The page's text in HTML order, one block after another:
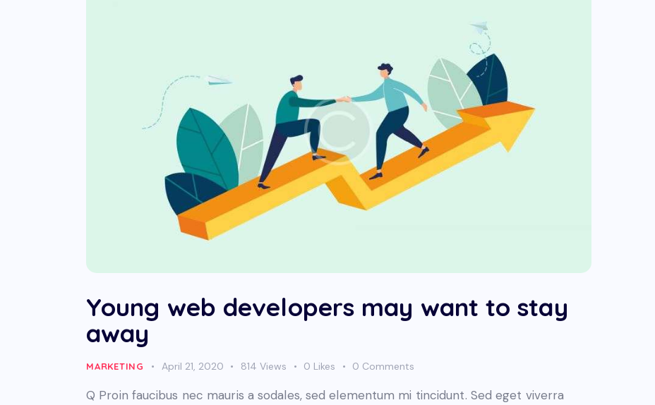
Young web developers may want to stay
away
MARKETING April 21, 2020 814 Views 0 Likes 0 Comments
Q Proin faucibus nec mauris a sodales, sed elementum mi tincidunt. Sed eget viverra